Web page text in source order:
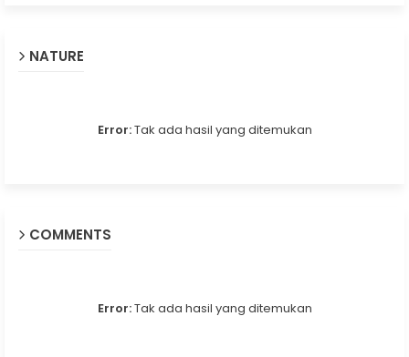
NATURE
Error:Tak ada hasil yang ditemukan
COMMENTS
Error:Tak ada hasil yang ditemukan